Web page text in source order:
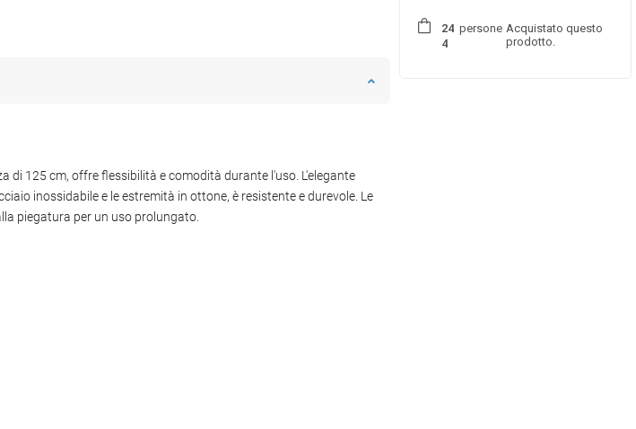
di 125 cm, offre flessibilità e comodità durante l'uso. L'elegante
inossidabile e le estremità in ottone, è resistente e durevole. Le
piegatura per un uso prolungato.
24
4
persone Acquistato questo
prodotto.